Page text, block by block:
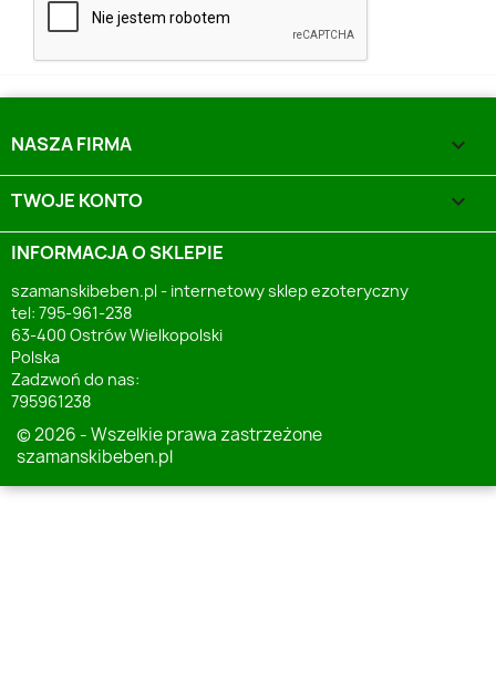
NASZA FIRMA 
TWOJE KONTO 
INFORMACJA O SKLEPIE
szamanskibeben.pl - internetowy sklep ezoteryczny
tel: 795-961-238
63-400 Ostrów Wielkopolski
Polska
Zadzwoń do nas:
795961238
© 2026 - Wszelkie prawa zastrzeżone
szamanskibeben.pl